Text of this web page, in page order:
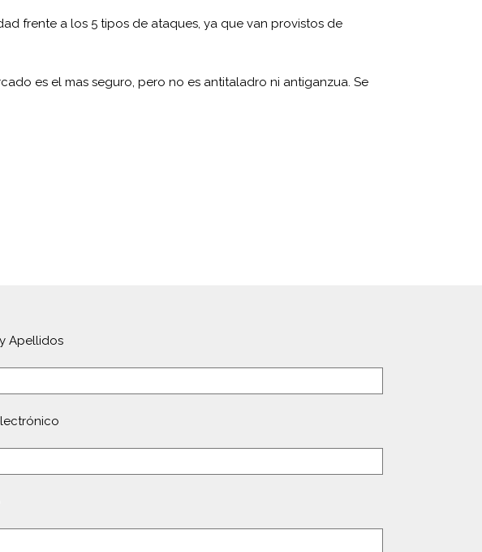
frente a los 5 tipos de ataques, ya que van provistos de
es el mas seguro, pero no es antitaladro ni antiganzua. Se
Apellidos